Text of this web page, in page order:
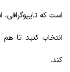
است که تایپوگرافی،
انتخاب کنید تا
کند.